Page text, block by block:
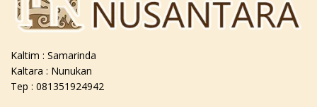
Kaltim : Samarinda
Kaltara : Nunukan
Tep : 081351924942